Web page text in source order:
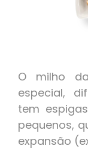
O milho
especial,
tem
pequenos,
expansão